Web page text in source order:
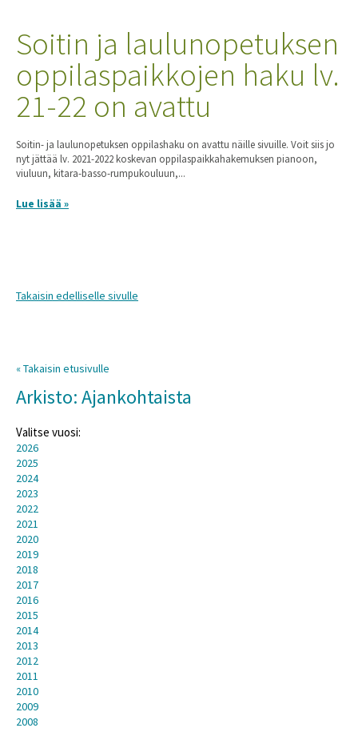
Soitin ja laulunopetuksen
oppilaspaikkojen haku lv.
21-22 on avattu
Soitin- ja laulunopetuksen oppilashaku on avattu näille sivuille. Voit siis jo
nyt jättää lv. 2021-2022 koskevan oppilaspaikkahakemuksen pianoon,
viuluun, kitara-basso-rumpukouluun,...
Lue lisää »
Takaisin edelliselle sivulle
« Takaisin etusivulle
Arkisto: Ajankohtaista
Valitse vuosi:
2026
2025
2024
2023
2022
2021
2020
2019
2018
2017
2016
2015
2014
2013
2012
2011
2010
2009
2008